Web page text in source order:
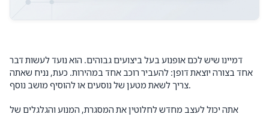
דמיינו שיש לכם אופנוע בעל ביצועים גבוהים. הוא נועד לעשות דבר
אחד בצורה יוצאת דופן: להעביר רוכב אחד במהירות. כעת, נניח שאתה
צריך לשאת מטען של נוסעים או להוסיף מושב נוסף.
אתה יכול לעצב מחדש לחלוטין את המסגרת, המנוע והגלגלים של